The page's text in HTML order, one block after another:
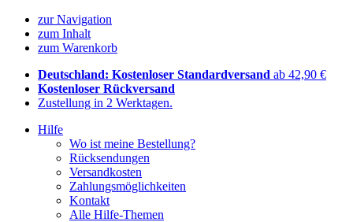
zur Navigation
zum Inhalt
zum Warenkorb
Deutschland: Kostenloser Standardversand ab 42,90 €
Kostenloser Rückversand
Zustellung in 2 Werktagen.
Hilfe
Wo ist meine Bestellung?
Rücksendungen
Versandkosten
Zahlungsmöglichkeiten
Kontakt
Alle Hilfe-Themen